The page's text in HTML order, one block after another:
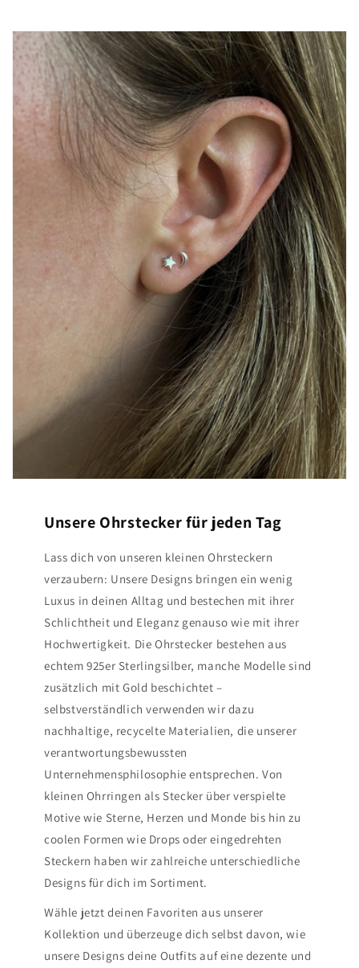
Unsere Ohrstecker für jeden Tag
Lass dich von unseren kleinen Ohrsteckern
verzaubern: Unsere Designs bringen ein wenig
Luxus in deinen Alltag und bestechen mit ihrer
Schlichtheit und Eleganz genauso wie mit ihrer
Hochwertigkeit. Die Ohrstecker bestehen aus
echtem 925er Sterlingsilber, manche Modelle sind
zusätzlich mit Gold beschichtet –
selbstverständlich verwenden wir dazu
nachhaltige, recycelte Materialien, die unserer
verantwortungsbewussten
Unternehmensphilosophie entsprechen. Von
kleinen Ohrringen als Stecker über verspielte
Motive wie Sterne, Herzen und Monde bis hin zu
coolen Formen wie Drops oder eingedrehten
Steckern haben wir zahlreiche unterschiedliche
Designs für dich im Sortiment.
Wähle jetzt deinen Favoriten aus unserer
Kollektion und überzeuge dich selbst davon, wie
unsere Designs deine Outfits auf eine dezente und